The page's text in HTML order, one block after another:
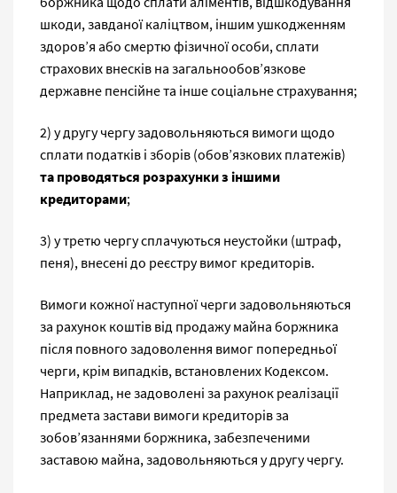
шкоди, завданої каліцтвом, іншим ушкодженням
здоров’я або смертю фізичної особи, сплати
страхових внесків на загальнообов’язкове
державне пенсійне та інше соціальне страхування;
2) у другу чергу задовольняються вимоги щодо
сплати податків і зборів (обов’язкових платежів)
та проводяться розрахунки з іншими
кредиторами;
3) у третю чергу сплачуються неустойки (штраф,
пеня), внесені до реєстру вимог кредиторів.
Вимоги кожної наступної черги задовольняються
за рахунок коштів від продажу майна боржника
після повного задоволення вимог попередньої
черги, крім випадків, встановлених Кодексом.
Наприклад, не задоволені за рахунок реалізації
предмета застави вимоги кредиторів за
зобов’язаннями боржника, забезпеченими
заставою майна, задовольняються у другу чергу.